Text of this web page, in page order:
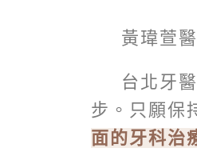
黃瑋萱
台北牙
步。只願保
面的牙科治